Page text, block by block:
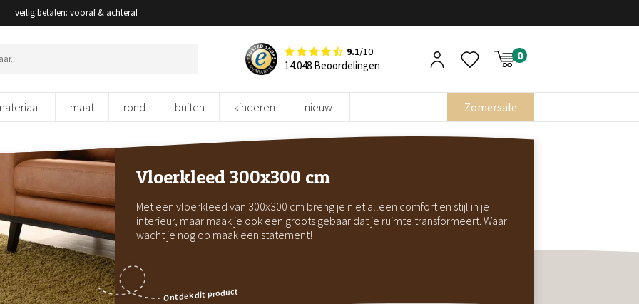
veilig betalen: vooraf & achteraf
9.1/10
14.048 Beoordelingen
maat rond buiten kinderen nieuw! Zomersale
Vloerkleed 300x300 cm
Met een vloerkleed van 300x300 cm breng je niet alleen comfort en stijl in je
interieur, maar maak je ook een groots gebaar dat je ruimte transformeert. Waar
wacht je nog op maak een statement!
Ontdek dit product